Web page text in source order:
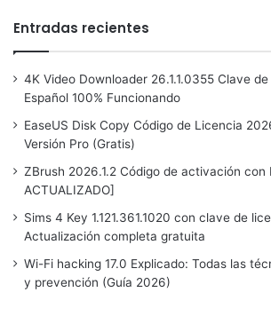
Entradas recientes
4K Video Downloader 26.1.1.0355 Clave
Español 100% Funcionando
EaseUS Disk Copy Código de Licencia
Versión Pro (Gratis)
ZBrush 2026.1.2 Código de activación con
ACTUALIZADO]
Sims 4 Key 1.121.361.1020 con clave de
Actualización completa gratuita
Wi-Fi hacking 17.0 Explicado: Todas las
y prevención (Guía 2026)